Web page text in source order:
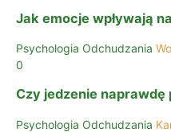
Jak emocje wpływają
Psychologia Odchudzania
0
Czy jedzenie
Psychologia Odchudzania